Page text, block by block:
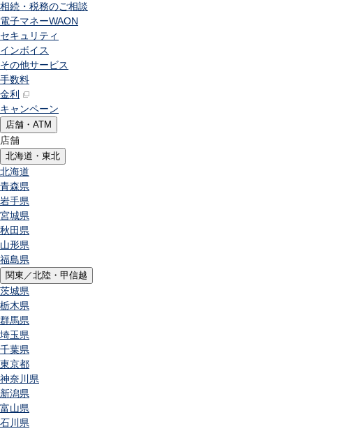
相続・税務のご相談
電子マネーWAON
セキュリティ
インボイス
その他サービス
手数料
金利
キャンペーン
店舗・ATM
店舗
北海道・東北
北海道
青森県
岩手県
宮城県
秋田県
山形県
福島県
関東／北陸・甲信越
茨城県
栃木県
群馬県
埼玉県
千葉県
東京都
神奈川県
新潟県
富山県
石川県